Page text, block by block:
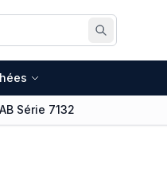
Rechercher
Série 7132